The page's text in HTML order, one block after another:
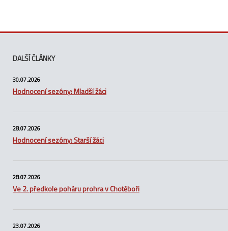
DALŠÍ ČLÁNKY
30.07.2026
Hodnocení sezóny: Mladší žáci
28.07.2026
Hodnocení sezóny: Starší žáci
28.07.2026
Ve 2. předkole poháru prohra v Chotěboři
23.07.2026